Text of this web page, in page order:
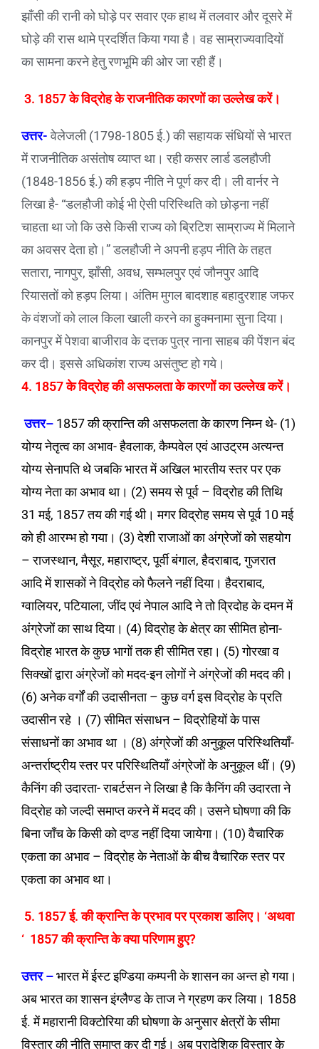
झाँसी की रानी को घोड़े पर सवार एक हाथ में तलवार और दूसरे में
घोड़े की रास थामे प्रदर्शित किया गया है। वह साम्राज्यवादियों
का सामना करने हेतु रणभूमि की ओर जा रही हैं।
3. 1857 के विद्रोह के राजनीतिक कारणों का उल्लेख करें।
उत्तर-वेलेजली (1798-1805 ई.) की सहायक संधियों से भारत
में राजनीतिक असंतोष व्याप्त था। रही कसर लार्ड डलहौजी
(1848-1856 ई.) की हड़प नीति ने पूर्ण कर दी। ली वार्नर ने
लिखा है- “डलहौजी कोई भी ऐसी परिस्थिति को छोड़ना नहीं
चाहता था जो कि उसे किसी राज्य को ब्रिटिश साम्राज्य में मिलाने
का अवसर देता हो।” डलहौजी ने अपनी हड़प नीति के तहत
सतारा, नागपुर, झाँसी, अवध, सम्भलपुर एवं जौनपुर आदि
रियासतों को हड़प लिया। अंतिम मुगल बादशाह बहादुरशाह जफर
के वंशजों को लाल किला खाली करने का हुक्मनामा सुना दिया।
कानपुर में पेशवा बाजीराव के दत्तक पुत्र नाना साहब की पेंशन बंद
कर दी। इससे अधिकांश राज्य असंतुष्ट हो गये।
4. 1857 के विद्रोह की असफलता के कारणों का उल्लेख करें।
उत्तर– 1857 की क्रान्ति की असफलता के कारण निम्न थे- (1)
योग्य नेतृत्व का अभाव- हैवलाक, कैम्पवेल एवं आउट्रम अत्यन्त
योग्य सेनापति थे जबकि भारत में अखिल भारतीय स्तर पर एक
योग्य नेता का अभाव था। (2) समय से पूर्व – विद्रोह की तिथि
31 मई, 1857 तय की गई थी। मगर विद्रोह समय से पूर्व 10 मई
को ही आरम्भ हो गया। (3) देशी राजाओं का अंग्रेजों को सहयोग
– राजस्थान, मैसूर, महाराष्ट्र, पूर्वी बंगाल, हैदराबाद, गुजरात
आदि में शासकों ने विद्रोह को फैलने नहीं दिया। हैदराबाद,
ग्वालियर, पटियाला, जींद एवं नेपाल आदि ने तो व्रिदोह के दमन में
अंग्रेजों का साथ दिया। (4) विद्रोह के क्षेत्र का सीमित होना-
विद्रोह भारत के कुछ भागों तक ही सीमित रहा। (5) गोरखा व
सिक्खों द्वारा अंग्रेजों को मदद-इन लोगों ने अंग्रेजों की मदद की।
(6) अनेक वर्गों की उदासीनता – कुछ वर्ग इस विद्रोह के प्रति
उदासीन रहे । (7) सीमित संसाधन – विद्रोहियों के पास
संसाधनों का अभाव था । (8) अंग्रेजों की अनुकूल परिस्थितियाँ-
अन्तर्राष्ट्रीय स्तर पर परिस्थितियाँ अंग्रेजों के अनुकूल थीं। (9)
कैनिंग की उदारता- राबर्टसन ने लिखा है कि कैनिंग की उदारता ने
विद्रोह को जल्दी समाप्त करने में मदद की। उसने घोषणा की कि
बिना जाँच के किसी को दण्ड नहीं दिया जायेगा। (10) वैचारिक
एकता का अभाव – विद्रोह के नेताओं के बीच वैचारिक स्तर पर
एकता का अभाव था।
5. 1857 ई. की क्रान्ति के प्रभाव पर प्रकाश डालिए। ‘अथवा
‘ 1857 की क्रान्ति के क्या परिणाम हुए?
उत्तर –भारत में ईस्ट इण्डिया कम्पनी के शासन का अन्त हो गया।
अब भारत का शासन इंग्लैण्ड के ताज ने ग्रहण कर लिया। 1858
ई. में महारानी विक्टोरिया की घोषणा के अनुसार क्षेत्रों के सीमा
विस्तार की नीति समाप्त कर दी गई। अब प्रादेशिक विस्तार के